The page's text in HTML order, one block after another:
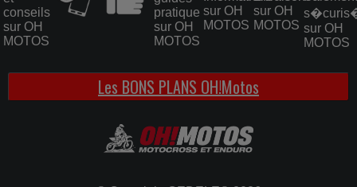
Les BONS PLANS OH!Motos